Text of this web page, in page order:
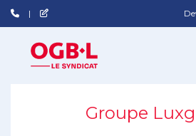
Groupe